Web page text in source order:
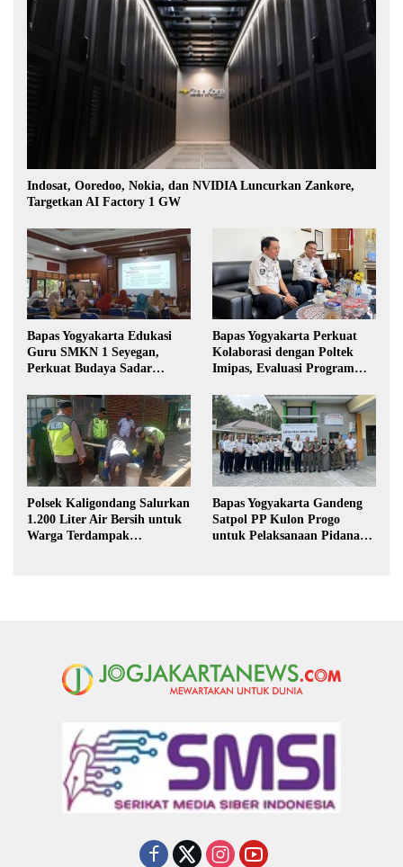
Indosat, Ooredoo, Nokia, dan NVIDIA Luncurkan Zankore,
Targetkan AI Factory 1 GW
Bapas Yogyakarta Edukasi
Guru SMKN 1 Seyegan,
Perkuat Budaya Sadar
Bapas Yogyakarta Perkuat
Kolaborasi dengan Poltek
Imipas, Evaluasi Program
Polsek Kaligondang Salurkan
1.200 Liter Air Bersih untuk
Warga Terdampak
Bapas Yogyakarta Gandeng
Satpol PP Kulon Progo
untuk Pelaksanaan Pidana